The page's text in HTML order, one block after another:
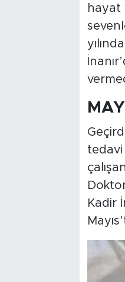
hayat
tedavi
Kadir